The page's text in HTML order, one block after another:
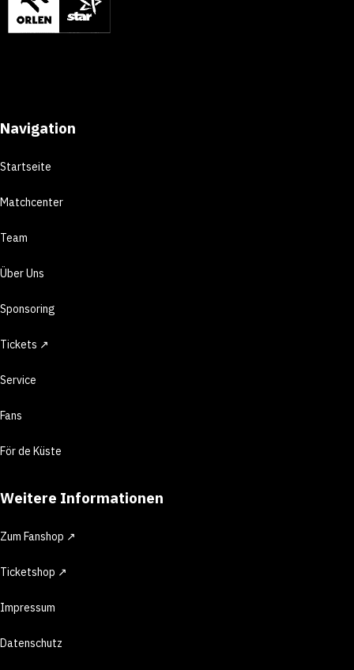
Navigation
Startseite
Matchcenter
Team
Über Uns
Sponsoring
Tickets ↗
Service
Fans
För de Küste
Weitere Informationen
Zum Fanshop ↗
Ticketshop ↗
Impressum
Datenschutz